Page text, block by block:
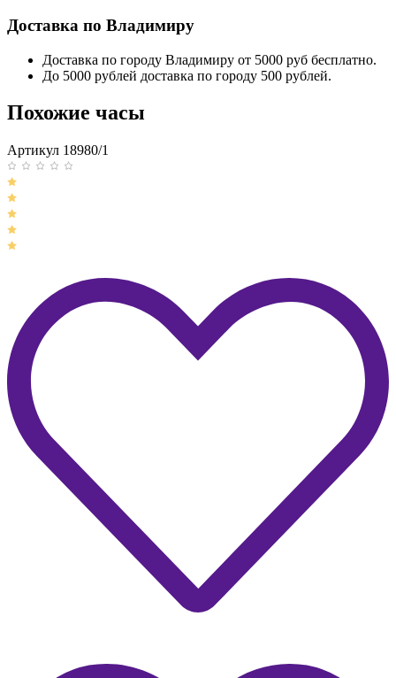
Доставка по Владимиру
Доставка по городу Владимиру от 5000 руб бесплатно.
До 5000 рублей доставка по городу 500 рублей.
Похожие часы
Артикул 18980/1